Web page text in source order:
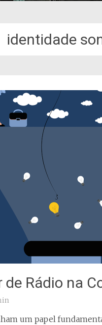
identidade
de Rádio na
um papel